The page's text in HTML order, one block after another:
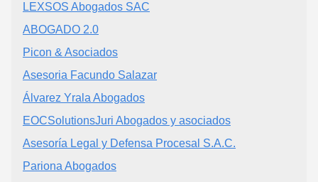
LEXSOS Abogados SAC
ABOGADO 2.0
Picon & Asociados
Asesoria Facundo Salazar
Álvarez Yrala Abogados
EOCSolutionsJuri Abogados y asociados
Asesoría Legal y Defensa Procesal S.A.C.
Pariona Abogados